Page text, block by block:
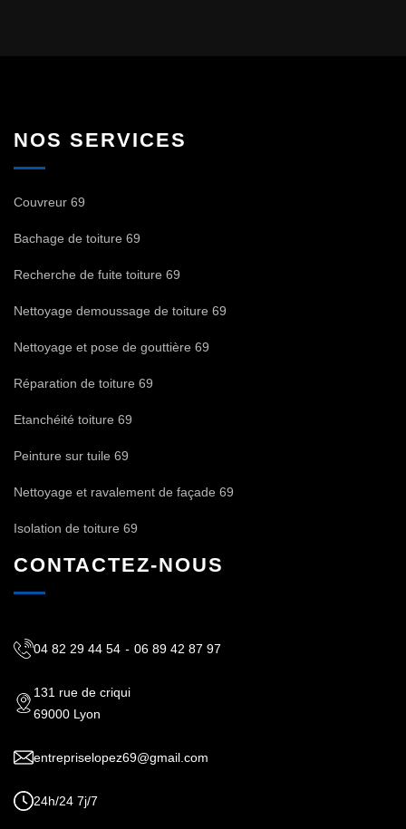
NOS SERVICES
Couvreur 69
Bachage de toiture 69
Recherche de fuite toiture 69
Nettoyage demoussage de toiture 69
Nettoyage et pose de gouttière 69
Réparation de toiture 69
Etanchéité toiture 69
Peinture sur tuile 69
Nettoyage et ravalement de façade 69
Isolation de toiture 69
CONTACTEZ-NOUS
04 82 29 44 54 - 06 89 42 87 97
131 rue de criqui
69000 Lyon
entrepriselopez69@gmail.com
24h/24 7j/7